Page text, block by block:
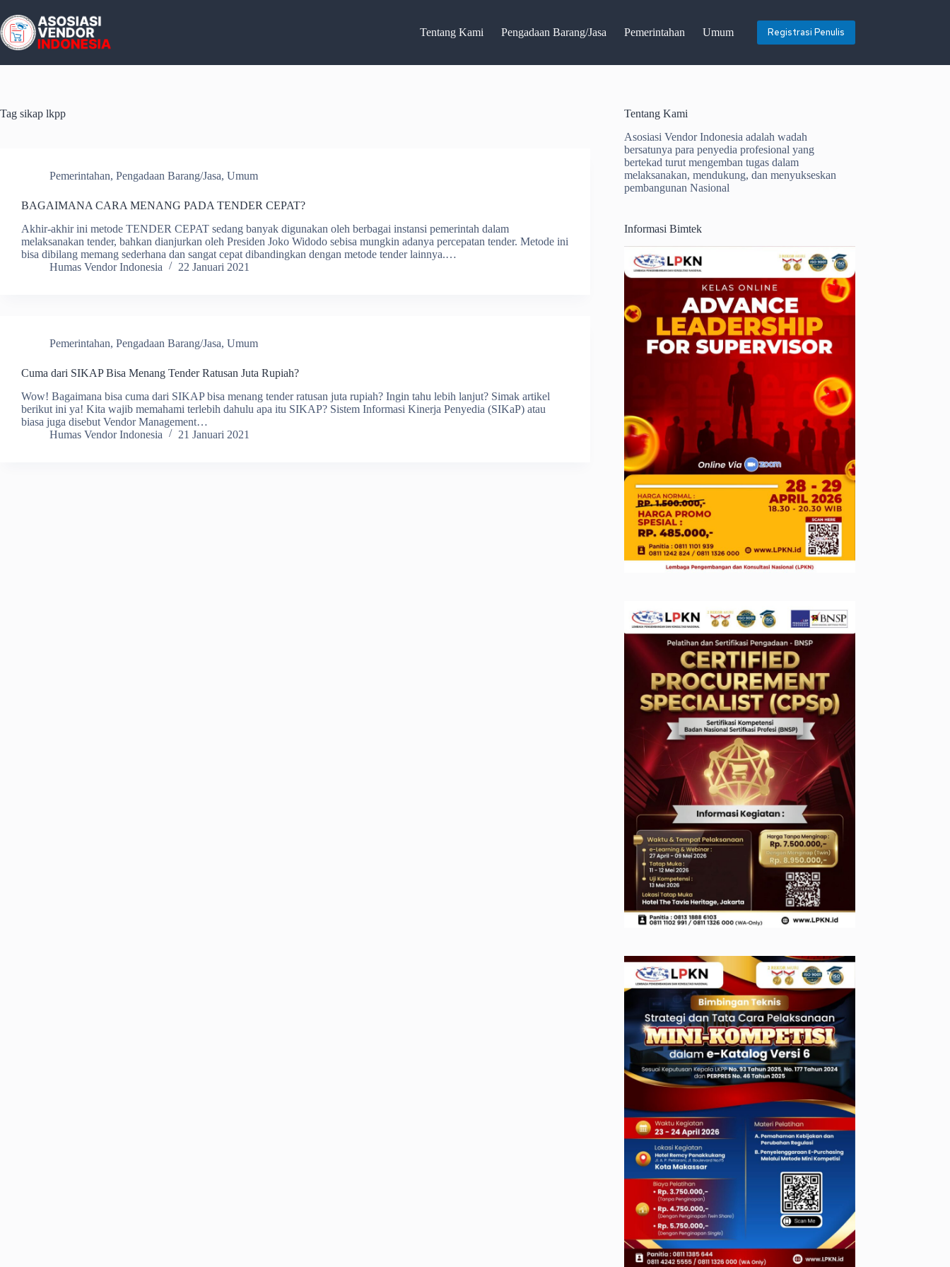
to
content
Tentang Kami Pengadaan Barang/Jasa Pemerintahan Umum Registrasi Penulis
Tag sikap lkpp
Pemerintahan, Pengadaan Barang/Jasa, Umum
BAGAIMANA CARA MENANG PADA TENDER CEPAT?
Akhir-akhir ini metode TENDER CEPAT sedang banyak digunakan oleh berbagai instansi pemerintah dalam
melaksanakan tender, bahkan dianjurkan oleh Presiden Joko Widodo sebisa mungkin adanya percepatan tender. Metode ini
bisa dibilang memang sederhana dan sangat cepat dibandingkan dengan metode tender lainnya.…
Humas Vendor Indonesia
22 Januari 2021
Pemerintahan, Pengadaan Barang/Jasa, Umum
Cuma dari SIKAP Bisa Menang Tender Ratusan Juta Rupiah?
Wow! Bagaimana bisa cuma dari SIKAP bisa menang tender ratusan juta rupiah? Ingin tahu lebih lanjut? Simak artikel
berikut ini ya! Kita wajib memahami terlebih dahulu apa itu SIKAP? Sistem Informasi Kinerja Penyedia (SIKaP) atau
biasa juga disebut Vendor Management…
Humas Vendor Indonesia
21 Januari 2021
Tentang Kami
Asosiasi Vendor Indonesia adalah wadah
bersatunya para penyedia profesional yang
bertekad turut mengemban tugas dalam
melaksanakan, mendukung, dan menyukseskan
pembangunan Nasional
Informasi Bimtek